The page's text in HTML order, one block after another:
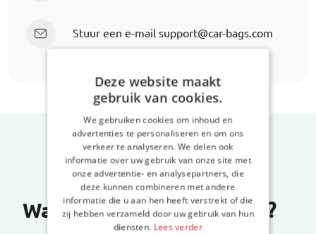
Stuur een e-mail support@car-bags.com
Wat zeggen onze klanten?
Deze website maakt
gebruik van cookies.
We gebruiken cookies om inhoud en
advertenties te personaliseren en om ons
verkeer te analyseren. We delen ook
informatie over uw gebruik van onze site met
onze advertentie- en analysepartners, die
deze kunnen combineren met andere
informatie die u aan hen heeft verstrekt of die
zij hebben verzameld door uw gebruik van hun
diensten. Lees verder